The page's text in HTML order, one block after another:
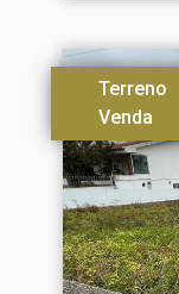
Terreno
Venda